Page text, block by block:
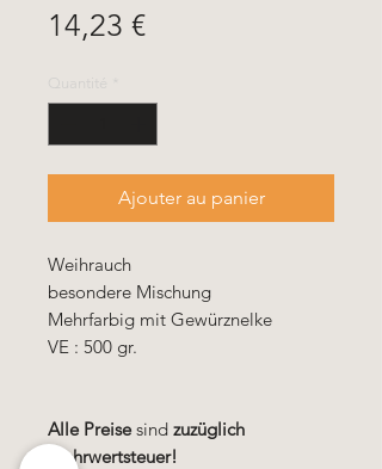
14,23 €Prix
Quantité
Ajouter au panier
Weihrauch
besondere Mischung
Mehrfarbig mit Gewürznelke
VE : 500 gr.
Alle Preisesind zuzüglich
Mehrwertsteuer!